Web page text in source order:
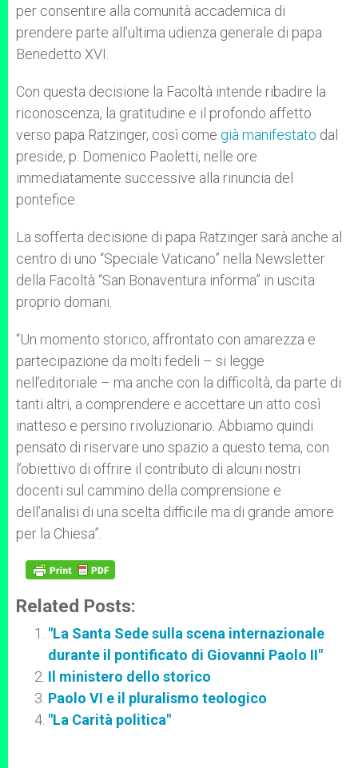
per consentire alla comunità accademica di
prendere parte all’ultima udienza generale di papa
Benedetto XVI.
Con questa decisione la Facoltà intende ribadire la
riconoscenza, la gratitudine e il profondo affetto
verso papa Ratzinger, così come già manifestato dal
preside, p. Domenico Paoletti, nelle ore
immediatamente successive alla rinuncia del
pontefice.
La sofferta decisione di papa Ratzinger sarà anche al
centro di uno “Speciale Vaticano” nella Newsletter
della Facoltà “San Bonaventura informa” in uscita
proprio domani.
“Un momento storico, affrontato con amarezza e
partecipazione da molti fedeli – si legge
nell’editoriale – ma anche con la difficoltà, da parte di
tanti altri, a comprendere e accettare un atto così
inatteso e persino rivoluzionario. Abbiamo quindi
pensato di riservare uno spazio a questo tema, con
l’obiettivo di offrire il contributo di alcuni nostri
docenti sul cammino della comprensione e
dell’analisi di una scelta difficile ma di grande amore
per la Chiesa”.
Related Posts:
"La Santa Sede sulla scena internazionale
durante il pontificato di Giovanni Paolo II"
Il ministero dello storico
Paolo VI e il pluralismo teologico
"La Carità politica"